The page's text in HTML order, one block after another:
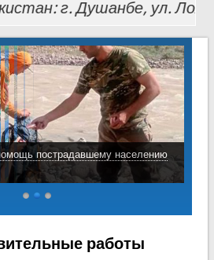
г. Душанбе, ул. Лохути,
пострадавшему населению
работы